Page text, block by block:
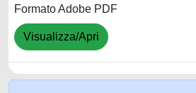
Formato Adobe PDF
Visualizza/Apri